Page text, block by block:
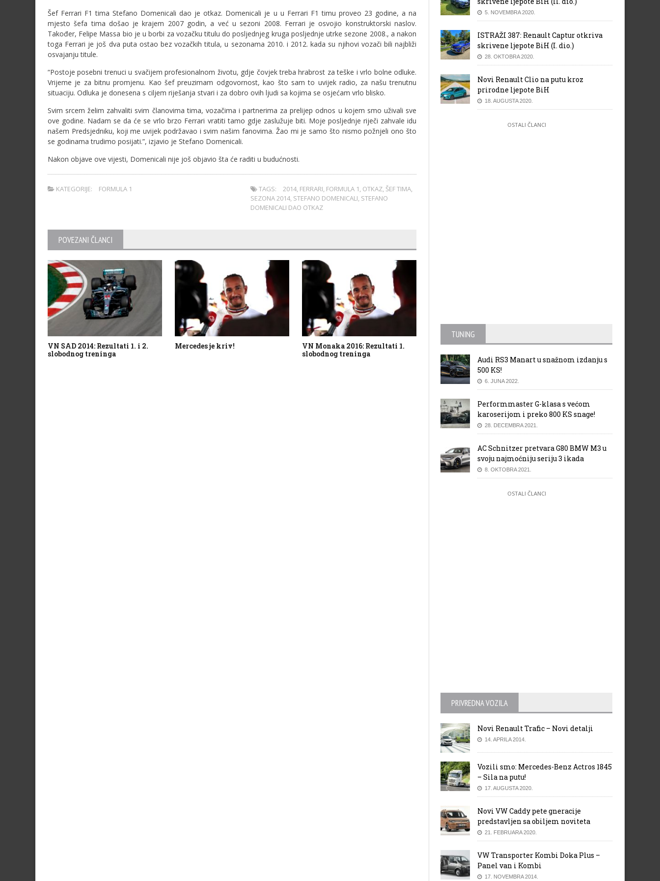
Šef Ferrari F1 tima Stefano Domenicali dao je otkaz. Domenicali je u u Ferrari F1 timu proveo 23 godine, a na
mjesto šefa tima došao je krajem 2007 godin, a već u sezoni 2008. Ferrari je osvojio konstruktorski naslov.
Također, Felipe Massa bio je u borbi za vozačku titulu do posljednjeg kruga posljednje utrke sezone 2008., a nakon
toga Ferrari je još dva puta ostao bez vozačkih titula, u sezonama 2010. i 2012. kada su njihovi vozači bili najbliži
osvajanju titule.
“Postoje posebni trenuci u svačijem profesionalnom životu, gdje čovjek treba hrabrost za teške i vrlo bolne odluke.
Vrijeme je za bitnu promjenu. Kao šef preuzimam odgovornost, kao što sam to uvijek radio, za našu trenutnu
situaciju. Odluka je donesena s ciljem riješanja stvari i za dobro ovih ljudi sa kojima se osjećam vrlo blisko.
Svim srcem želim zahvaliti svim članovima tima, vozačima i partnerima za prelijep odnos u kojem smo uživali sve
ove godine. Nadam se da će se vrlo brzo Ferrari vratiti tamo gdje zaslužuje biti. Moje posljednje riječi zahvale idu
našem Predsjedniku, koji me uvijek podržavao i svim našim fanovima. Žao mi je samo što nismo požnjeli ono što
se godinama trudimo posijati.”, izjavio je Stefano Domenicali.
Nakon objave ove vijesti, Domenicali nije još objavio šta će raditi u budućnosti.
KATEGORIJE: FORMULA 1 TAGS: 2014, FERRARI, FORMULA 1, OTKAZ, ŠEF TIMA,
SEZONA 2014, STEFANO DOMENICALI, STEFANO
DOMENICALI DAO OTKAZ
POVEZANI ČLANCI
VN SAD 2014: Rezultati 1. i 2.
slobodnog treninga
Mercedes je kriv!
VN Monaka 2016: Rezultati 1.
slobodnog treninga
Luca Marmorini napustio
Ferrari F1 ekipu
VN Kine 2014: Rezultati 1 i 2
5. NOVEMBRA 2020.
ISTRAŽI 387: Renault Captur otkriva
skrivene ljepote BiH (I. dio.)
28. OKTOBRA 2020.
Novi Renault Clio na putu kroz
prirodne ljepote BiH
18. AUGUSTA 2020.
OSTALI ČLANCI
TUNING
Audi RS3 Manart u snažnom izdanju s
500 KS!
6. JUNA 2022.
Performmaster G-klasa s većom
karoserijom i preko 800 KS snage!
28. DECEMBRA 2021.
AC Schnitzer pretvara G80 BMW M3 u
svoju najmoćniju seriju 3 ikada
8. OKTOBRA 2021.
OSTALI ČLANCI
PRIVREDNA VOZILA
Novi Renault Trafic – Novi detalji
14. APRILA 2014.
Vozili smo: Mercedes-Benz Actros 1845
– Sila na putu!
17. AUGUSTA 2020.
Novi VW Caddy pete gneracije
predstavljen sa obiljem noviteta
21. FEBRUARA 2020.
VW Transporter Kombi Doka Plus –
Panel van i Kombi
17. NOVEMBRA 2014.